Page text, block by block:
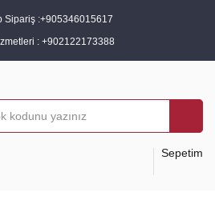
Sipariş :+905346015617
: +902122173388
Sepetim